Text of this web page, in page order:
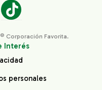
Corporación Favorita.
Interés
personales